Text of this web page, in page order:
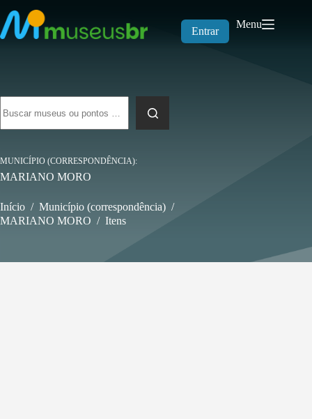
para
o
conteúdo
Entrar
Menu
resultados
MUNICÍPIO (CORRESPONDÊNCIA)
MARIANO MORO
Início / Município (correspondência) /
MARIANO MORO / Itens